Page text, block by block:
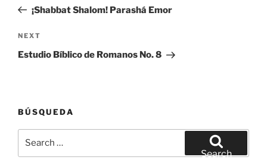
Post¡Shabbat Shalom! Parashá Emor
Next
Post
NEXT
Estudio Bíblico de Romanos No. 8
BÚSQUEDA
Search